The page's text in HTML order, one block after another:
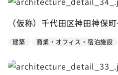
（仮称）千代田区神田神保
建築 商業・オフィス・宿泊施設